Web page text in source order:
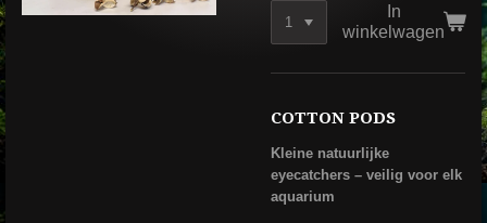
In
winkelwagen
COTTON PODS
Kleine natuurlijke
eyecatchers – veilig voor elk
aquarium